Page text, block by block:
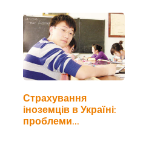
Страхування
іноземців в Україні:
проблеми